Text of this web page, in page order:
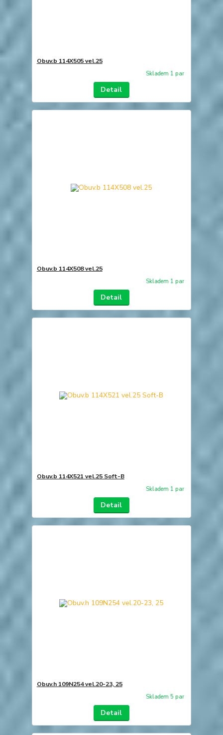
Obuv.b 114X505 vel.25
Skladem 1 par
Detail
Obuv.b 114X508 vel.25
Skladem 1 par
Detail
Obuv.b 114X521 vel.25 Soft-B
Skladem 1 par
Detail
Obuv.h 109N254 vel.20-23, 25
Skladem 5 par
Detail